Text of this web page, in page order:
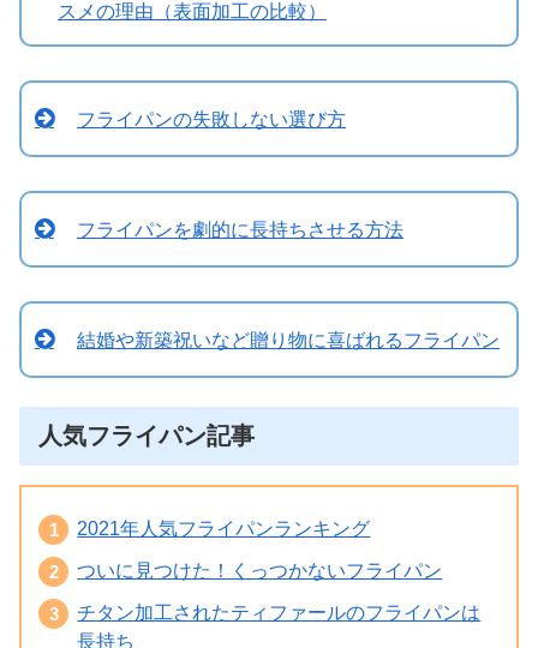
スメの理由（表面加工の比較）
フライパンの失敗しない選び方
フライパンを劇的に長持ちさせる方法
結婚や新築祝いなど贈り物に喜ばれるフライパン
人気フライパン記事
2021年人気フライパンランキング
ついに見つけた！くっつかないフライパン
チタン加工されたティファールのフライパンは
長持ち